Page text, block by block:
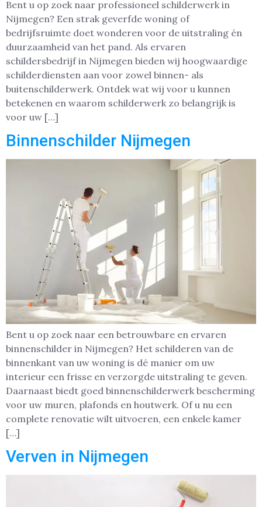
Bent u op zoek naar professioneel schilderwerk in
Nijmegen? Een strak geverfde woning of
bedrijfsruimte doet wonderen voor de uitstraling én
duurzaamheid van het pand. Als ervaren
schildersbedrijf in Nijmegen bieden wij hoogwaardige
schilderdiensten aan voor zowel binnen- als
buitenschilderwerk. Ontdek wat wij voor u kunnen
betekenen en waarom schilderwerk zo belangrijk is
voor uw […]
Binnenschilder Nijmegen
Bent u op zoek naar een betrouwbare en ervaren
binnenschilder in Nijmegen? Het schilderen van de
binnenkant van uw woning is dé manier om uw
interieur een frisse en verzorgde uitstraling te geven.
Daarnaast biedt goed binnenschilderwerk bescherming
voor uw muren, plafonds en houtwerk. Of u nu een
complete renovatie wilt uitvoeren, een enkele kamer
[…]
Verven in Nijmegen